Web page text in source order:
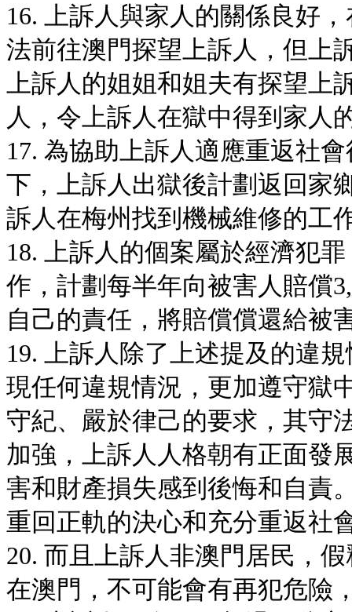
16. 上訴人與家人的關係良好
法前往澳門探望上訴人，但上
上訴人的姐姐和姐夫有探望上
人，令上訴人在獄中得到家人
17. 為協助上訴人適應重返社
下，上訴人出獄後計劃返回家
訴人在梅州找到機械維修的工
18. 上訴人的個案屬於經濟犯
作，計劃每半年向被害人賠償
自己的責任，將賠償償還給被
19. 上訴人除了上述提及的違
現任何違規情況，更加遵守獄
守紀、嚴於律己的要求，其守
加強，上訴人人格朝有正面發
害和財產損失感到後悔和自責
重回正軌的決心和充分重返社
20. 而且上訴人非澳門居民，
在澳門，不可能會有再犯危險